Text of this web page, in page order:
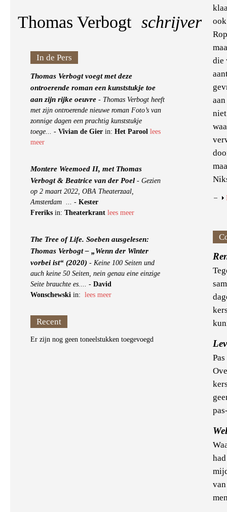
Thomas Verbogt schrijver
In de Pers
Thomas Verbogt voegt met deze
ontroerende roman een kunststukje toe
aan zijn rijke oeuvre - Thomas Verbogt heeft
met zijn ontroerende nieuwe roman Foto’s van
zonnige dagen een prachtig kunststukje
toege... - Vivian de Gier in: Het Parool lees
meer
Montere Weemoed II, met Thomas
Verbogt & Beatrice van der Poel - Gezien
op 2 maart 2022, OBA Theaterzaal,
Amsterdam ... - Kester
Freriks in: Theaterkrant lees meer
The Tree of Life. Soeben ausgelesen:
Thomas Verbogt – „Wenn der Winter
vorbei ist“ (2020) - Keine 100 Seiten und
auch keine 50 Seiten, nein genau eine einzige
Seite brauchte es.... - David
Wonschewski in: lees meer
Recent
Er zijn nog geen toneelstukken toegevoegd
die